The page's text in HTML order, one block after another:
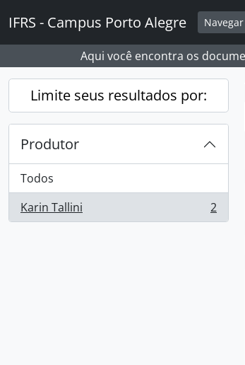
IFRS - Campus Porto Alegre Navegar
Aqui você encontra os
Limite seus resultados por:
Produtor
Todos
Karin Tallini
, 2 resultados 2